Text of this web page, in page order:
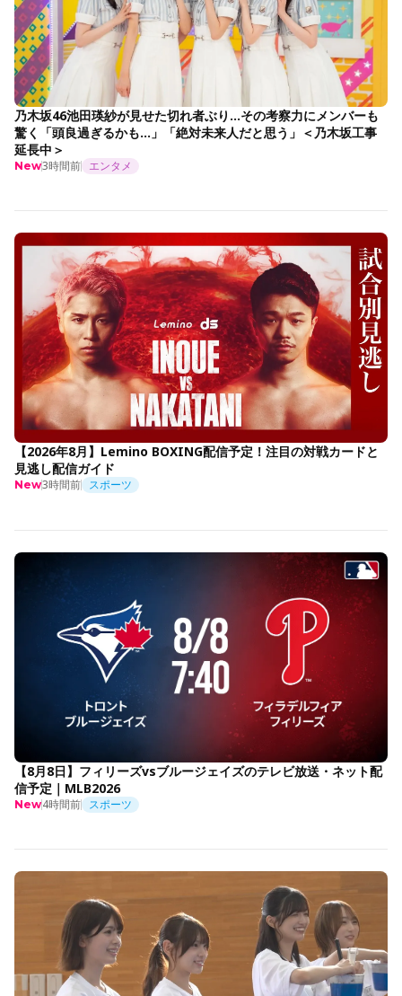
乃木坂46池田瑛紗が見せた切れ者ぶり…その考察力にメンバーも
驚く「頭良過ぎるかも…」「絶対未来人だと思う」＜乃木坂工事
延長中＞
New3時間前 エンタメ
【2026年8月】Lemino BOXING配信予定！注目の対戦カードと
見逃し配信ガイド
New3時間前 スポーツ
【8月8日】フィリーズvsブルージェイズのテレビ放送・ネット配
信予定｜MLB2026
New4時間前 スポーツ